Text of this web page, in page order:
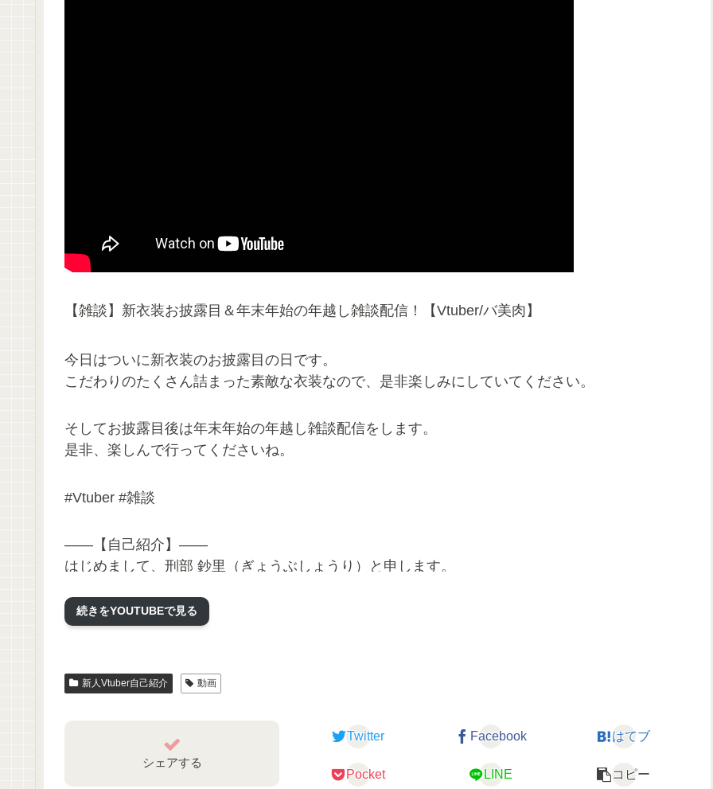
【雑談】新衣装お披露目＆年末年始の年越し雑談配信！【Vtuber/バ美肉】
今日はついに新衣装のお披露目の日です。
こだわりのたくさん詰まった素敵な衣装なので、是非楽しみにしていてください。
そしてお披露目後は年末年始の年越し雑談配信をします。
是非、楽しんで行ってくださいね。
#Vtuber #雑談
——【自己紹介】——
はじめまして、刑部 鈔里（ぎょうぶしょうり）と申します。
色んなことに挑戦していきたいので、色んなジャンルにも挑戦していきたいと思います。
https://www.youtube.com/channel/UCX7sS-ufxkBWFVI2OkRvgzQ
Tweets by Victory_Gyoubu
続きをYOUTUBEで見る
新人Vtuber自己紹介 動画
シェアする
Twitter Facebook はてブ
Pocket LINE コピー